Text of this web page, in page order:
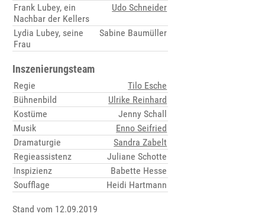
Frank Lubey, ein
Nachbar der Kellers
Udo Schneider
Lydia Lubey, seine
Frau
Sabine Baumüller
Inszenierungsteam
Regie
Tilo Esche
Bühnenbild
Ulrike Reinhard
Kostüme
Jenny Schall
Musik
Enno Seifried
Dramaturgie
Sandra Zabelt
Regieassistenz
Juliane Schotte
Inspizienz
Babette Hesse
Soufflage
Heidi Hartmann
Stand vom 12.09.2019